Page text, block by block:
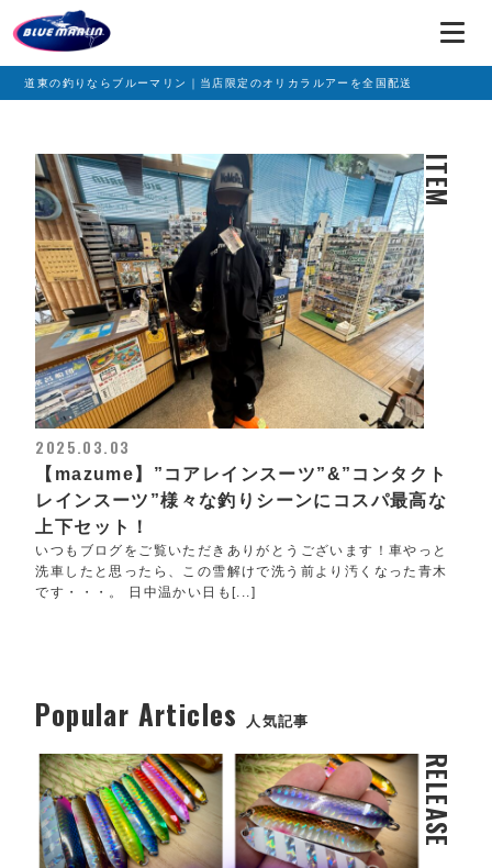
道東の釣りならブルーマリン｜当店限定のオリカラルアーを全国配送
ITEM
2025.03.03
【mazume】”コアレインスーツ”&”コンタクト
レインスーツ”様々な釣りシーンにコスパ最高な
上下セット！
いつもブログをご覧いただきありがとうございます！車やっと
洗車したと思ったら、この雪解けで洗う前より汚くなった青木
です・・・。 日中温かい日も[...]
Popular Articles 人気記事
RELEASE